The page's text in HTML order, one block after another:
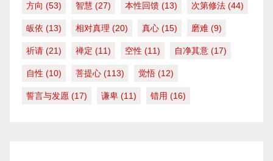
方向 (53) 智慧 (27) 本性回馈 (13) 次第修法 (44)
皈依 (13) 相对真理 (20) 真心 (15) 磨难 (9)
祈请 (21) 禅定 (11) 空性 (11) 自净其意 (17)
自性 (10) 菩提心 (113) 觉悟 (12)
誓言与发愿 (17) 谦卑 (11) 错用 (16)